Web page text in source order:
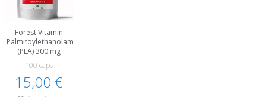
Forest Vitamin
Palmitoylethanolamide
(PEA) 300 mg
100 caps
15,00 €